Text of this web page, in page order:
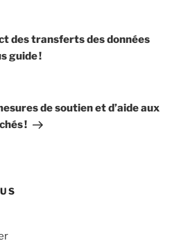
des transferts des données
guide !
de soutien et d’aide aux
!